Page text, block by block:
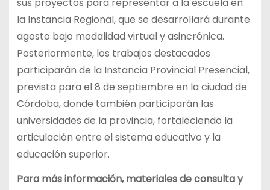
sus proyectos para representar a la escuela en
la Instancia Regional, que se desarrollará durante
agosto bajo modalidad virtual y asincrónica.
Posteriormente, los trabajos destacados
participarán de la Instancia Provincial Presencial,
prevista para el 8 de septiembre en la ciudad de
Córdoba, donde también participarán las
universidades de la provincia, fortaleciendo la
articulación entre el sistema educativo y la
educación superior.
Para más información, materiales de consulta y